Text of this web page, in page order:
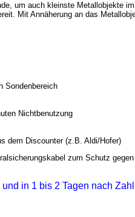
um auch kleinste Metallobjekte
Mit Annäherung an das
Sondenbereich
Nichtbenutzung
dem Discounter (z.B. Aldi/Hofer)
zum Schutz
in 1 bis 2 Tagen nach